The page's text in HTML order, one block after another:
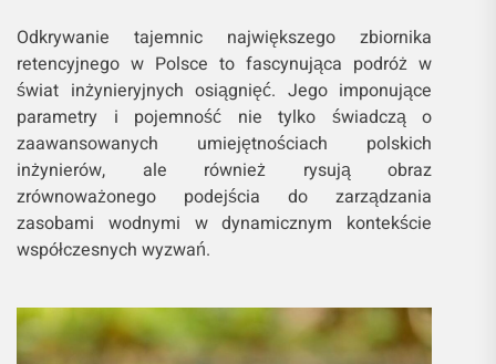
Odkrywanie tajemnic największego zbiornika
retencyjnego w Polsce to fascynująca podróż w
świat inżynieryjnych osiągnięć. Jego imponujące
parametry i pojemność nie tylko świadczą o
zaawansowanych umiejętnościach polskich
inżynierów, ale również rysują obraz
zrównoważonego podejścia do zarządzania
zasobami wodnymi w dynamicznym kontekście
współczesnych wyzwań.